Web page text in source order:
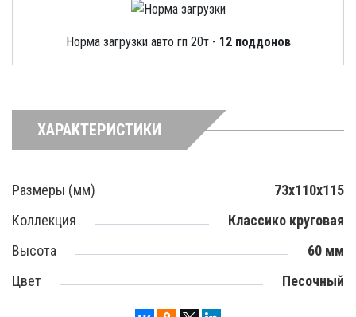
Норма загрузки авто гп 20т - 12 поддонов
ХАРАКТЕРИСТИКИ
Размеры (мм)
73х110х115
Коллекция
Классико круговая
Высота
60 мм
Цвет
Песочный